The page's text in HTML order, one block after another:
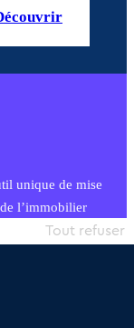
unique de mise
l’immobilier
et intégrant
Tout refuser